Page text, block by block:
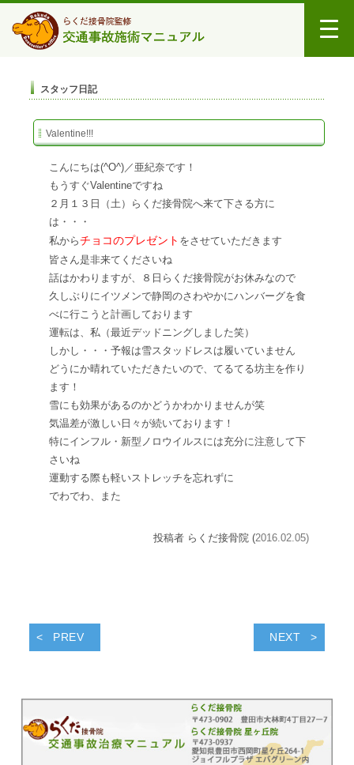
スタッフ日記
Valentine!!!
こんにちは(^O^)／亜紀奈です！
もうすぐValentineですね
２月１３日（土）らくだ接骨院へ来て下さる方に
は・・・
私からチョコのプレゼント をさせていただきます
皆さん是非来てくださいね
話はかわりますが、８日らくだ接骨院がお休みなので
久しぶりにイツメンで静岡のさわやかにハンバーグを食
べに行こうと計画しております
運転は、私（最近デッドニングしました笑）
しかし・・・予報は雪スタッドレスは履いていません
どうにか晴れていただきたいので、てるてる坊主を作り
ます！
雪にも効果があるのかどうかわかりませんが笑
気温差が激しい日々が続いております！
特にインフル・新型ノロウイルスには充分に注意して下
さいね
運動する際も軽いストレッチを忘れずに
でわでわ、また
投稿者 らくだ接骨院 (2016.02.05)
PREV NEXT